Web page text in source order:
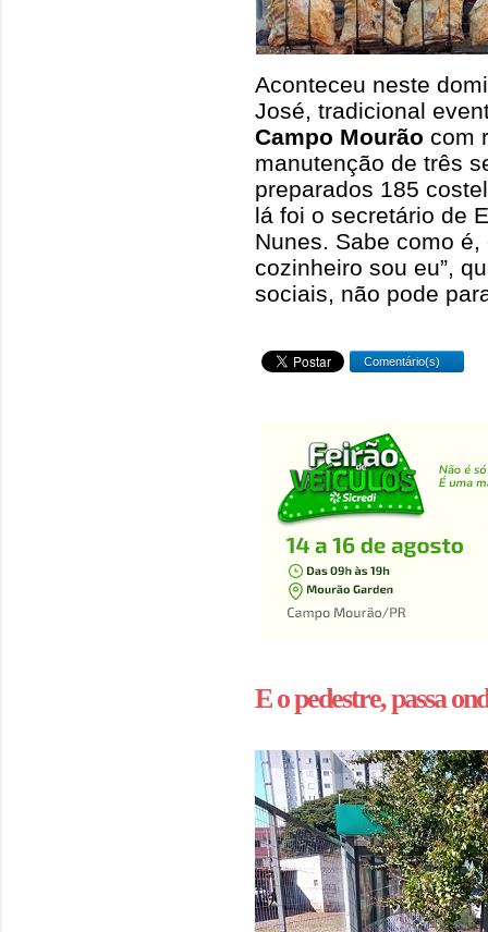
Aconteceu neste
José, tradicional
Campo Mourão com
manutenção de três
preparados 185
lá foi o secretário de
Nunes. Sabe como é,
cozinheiro sou eu”,
sociais, não pode
Comentário(s)
E o pedestre, passa